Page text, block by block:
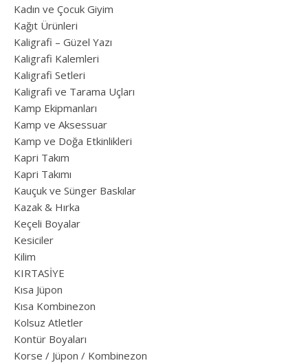
Kadın ve Çocuk Giyim
Kağıt Ürünleri
Kaligrafi – Güzel Yazı
Kaligrafi Kalemleri
Kaligrafi Setleri
Kaligrafi ve Tarama Uçları
Kamp Ekipmanları
Kamp ve Aksessuar
Kamp ve Doğa Etkinlikleri
Kapri Takım
Kapri Takımı
Kauçuk ve Sünger Baskılar
Kazak & Hırka
Keçeli Boyalar
Kesiciler
Kilim
KIRTASİYE
Kısa Jüpon
Kısa Kombinezon
Kolsuz Atletler
Kontür Boyaları
Korse / Jüpon / Kombinezon